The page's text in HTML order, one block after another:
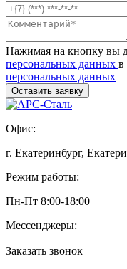
Нажимая на кнопку вы
персональных данных в
персональных данных
Офис:
г. Екатеринбург,
Режим работы:
Пн-Пт 8:00-18:00
Мессенджеры:
Заказать звонок